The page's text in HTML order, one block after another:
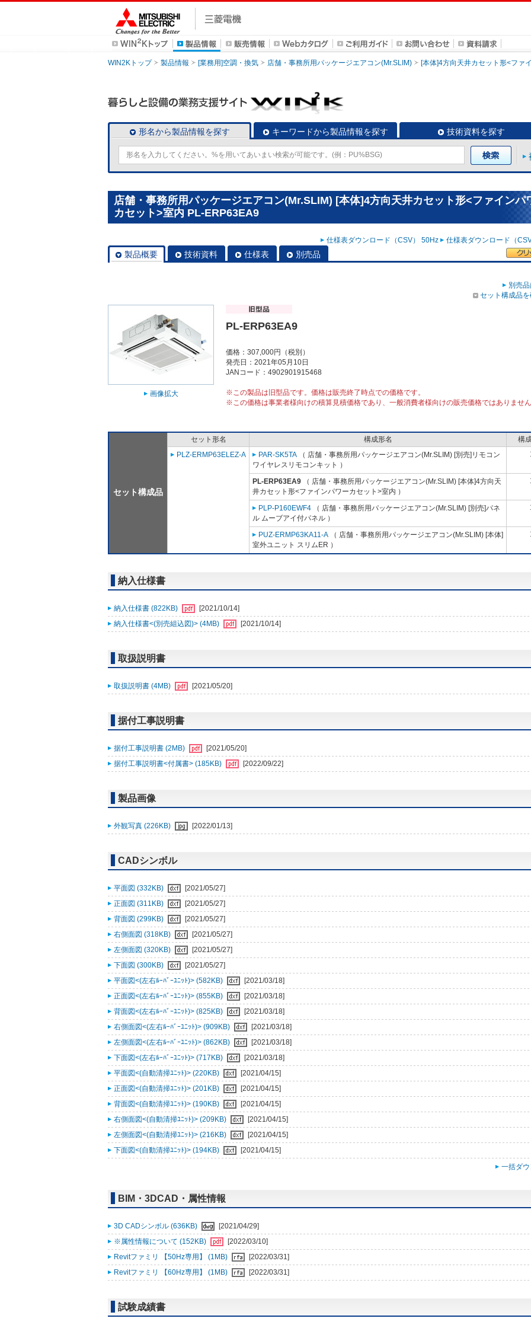
WIN2Kトップ 製品情報 [業務用]空調・換気 店舗・事務所用パッケージエアコン(Mr.SLIM) [本体]4方向天井カセット形<ファ
形名から製品情報を探す キーワードから製品情報を探す 技術資料を探す
店舗・事務所用パッケージエアコン(Mr.SLIM) [本体]4方向天井カセット形<ファインパ
カセット>室内 PL-ERP63EA9
仕様表ダウンロード（CSV） 50Hz 仕様表ダウンロード（
製品概要 技術資料 仕様表 別売品
別売
セット構成品
画像拡大
PL-ERP63EA9
価格：307,000円（税別）
発売日：2021年05月10日
JANコード：4902901915468
※この製品は旧型品です。価格は販売終了時点での価格です。
※この価格は事業者様向けの積算見積価格であり、一般消費者様向けの販売価格ではありませ
セット構成品
セット形名 構成形名
構
PLZ-ERMP63ELEZ-A
PAR-SK5TA （ 店舗・事務所用パッケージエアコン(Mr.SLIM) [別売]リモコン
ワイヤレスリモコンキット ）
PL-ERP63EA9 （ 店舗・事務所用パッケージエアコン(Mr.SLIM) [本体]4方向天
井カセット形<ファインパワーカセット>室内 ）
PLP-P160EWF4 （ 店舗・事務所用パッケージエアコン(Mr.SLIM) [別売]パネ
ル ムーブアイ付パネル ）
PUZ-ERMP63KA11-A （ 店舗・事務所用パッケージエアコン(Mr.SLIM) [本体]
室外ユニット スリムER ）
納入仕様書
納入仕様書 (822KB)
[2021/10/14]
納入仕様書<(別売組込図)> (4MB)
[2021/10/14]
取扱説明書
取扱説明書 (4MB) [2021/05/20]
据付工事説明書
据付工事説明書 (2MB)
[2021/05/20]
据付工事説明書<付属書> (185KB)
[2022/09/22]
製品画像
外観写真 (226KB) [2022/01/13]
CADシンボル
平面図 (332KB)
[2021/05/27]
正面図 (311KB)
[2021/05/27]
背面図 (299KB)
[2021/05/27]
右側面図 (318KB)
[2021/05/27]
左側面図 (320KB)
[2021/05/27]
下面図 (300KB)
[2021/05/27]
平面図<(左右ﾙｰﾊﾞｰﾕﾆｯﾄ)> (582KB)
[2021/03/18]
正面図<(左右ﾙｰﾊﾞｰﾕﾆｯﾄ)> (855KB)
[2021/03/18]
背面図<(左右ﾙｰﾊﾞｰﾕﾆｯﾄ)> (825KB)
[2021/03/18]
右側面図<(左右ﾙｰﾊﾞｰﾕﾆｯﾄ)> (909KB)
[2021/03/18]
左側面図<(左右ﾙｰﾊﾞｰﾕﾆｯﾄ)> (862KB)
[2021/03/18]
下面図<(左右ﾙｰﾊﾞｰﾕﾆｯﾄ)> (717KB)
[2021/03/18]
平面図<(自動清掃ﾕﾆｯﾄ)> (220KB)
[2021/04/15]
正面図<(自動清掃ﾕﾆｯﾄ)> (201KB)
[2021/04/15]
背面図<(自動清掃ﾕﾆｯﾄ)> (190KB)
[2021/04/15]
右側面図<(自動清掃ﾕﾆｯﾄ)> (209KB)
[2021/04/15]
左側面図<(自動清掃ﾕﾆｯﾄ)> (216KB)
[2021/04/15]
下面図<(自動清掃ﾕﾆｯﾄ)> (194KB)
[2021/04/15]
一括ダ
BIM・3DCAD・属性情報
3D CADシンボル (636KB)
[2021/04/29]
※属性情報について (152KB)
[2022/03/10]
Revitファミリ 【50Hz専用】 (1MB)
[2022/03/31]
Revitファミリ 【60Hz専用】 (1MB)
[2022/03/31]
試験成績書